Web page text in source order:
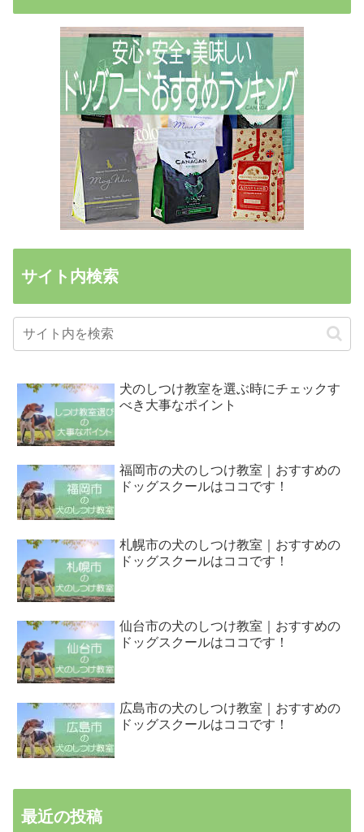
サイト内検索
犬のしつけ教室を選ぶ時にチェックす
べき大事なポイント
福岡市の犬のしつけ教室｜おすすめの
ドッグスクールはココです！
札幌市の犬のしつけ教室｜おすすめの
ドッグスクールはココです！
仙台市の犬のしつけ教室｜おすすめの
ドッグスクールはココです！
広島市の犬のしつけ教室｜おすすめの
ドッグスクールはココです！
最近の投稿